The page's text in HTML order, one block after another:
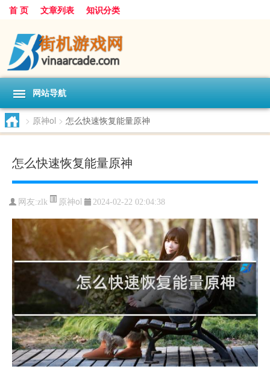
首 页 文章列表 知识分类
网站导航
> 原神ol > 怎么快速恢复能量原神
怎么快速恢复能量原神
网友:zlk 原神ol 2024-02-22 02:04:38